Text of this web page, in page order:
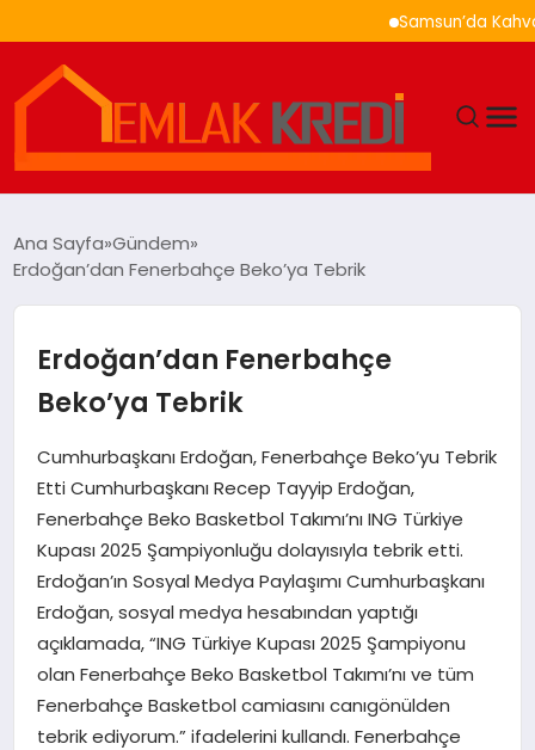
Samsun’da Kahvaltı
EKONOMI
DÜNYA
EĞITIM
MAGAZIN
SAĞLIK
SIYASET
SPOR
TEKNOLOJI
Ana Sayfa Gündem
Erdoğan’dan Fenerbahçe Beko’ya Tebrik
Erdoğan’dan Fenerbahçe
Beko’ya Tebrik
Cumhurbaşkanı Erdoğan, Fenerbahçe Beko’yu Tebrik
Etti Cumhurbaşkanı Recep Tayyip Erdoğan,
Fenerbahçe Beko Basketbol Takımı’nı ING Türkiye
Kupası 2025 Şampiyonluğu dolayısıyla tebrik etti.
Erdoğan’ın Sosyal Medya Paylaşımı Cumhurbaşkanı
Erdoğan, sosyal medya hesabından yaptığı
açıklamada, “ING Türkiye Kupası 2025 Şampiyonu
olan Fenerbahçe Beko Basketbol Takımı’nı ve tüm
Fenerbahçe Basketbol camiasını canıgönülden
tebrik ediyorum.” ifadelerini kullandı. Fenerbahçe